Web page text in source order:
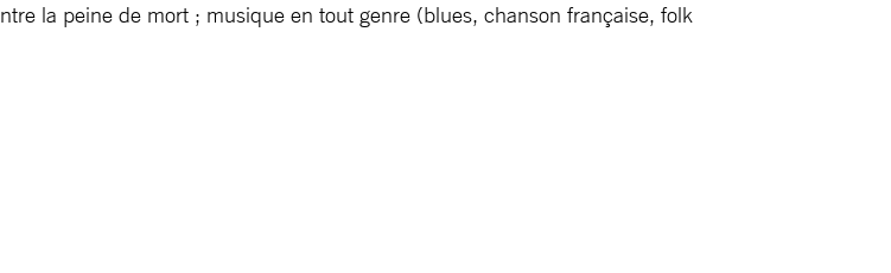
la peine de mort ; musique en tout genre (blues, chanson française, folk